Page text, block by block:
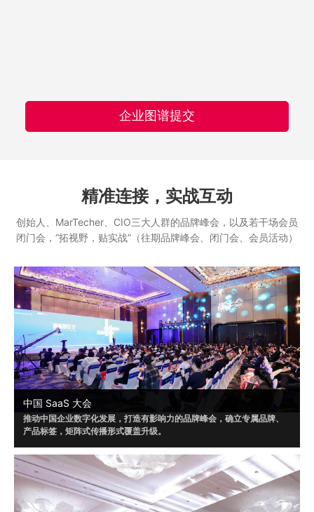
企业图谱提交
精准连接，实战互动
创始人、MarTecher、CIO三大人群的品牌峰会，以及若干场会员
闭门会，“拓视野，贴实战”（往期品牌峰会、闭门会、会员活动）
中国 SaaS 大会
推动中国企业数字化发展，打造有影响力的品牌峰会，确立专属品牌、
产品标签，矩阵式传播形式覆盖升级。